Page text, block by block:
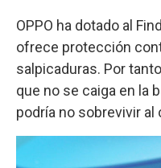
OPPO ha dotado al
ofrece protección
salpicaduras. Por
que no se caiga en la
podría no sobrevivir al